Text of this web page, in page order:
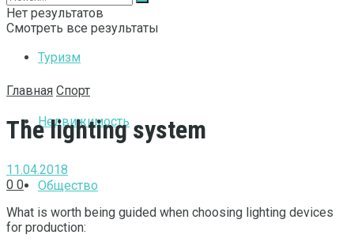
Туризм
Недвижимость
Общество
Нет результатов
Смотреть все результаты
Главная Спорт
The lighting system
11.04.2018
0 0
What is worth being guided when choosing lighting devices
for production: